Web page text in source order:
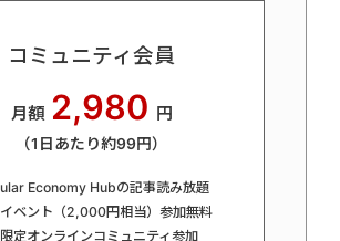
コミュニティ会員
月額 2,980 円
（1日あたり約99円）
Economy Hubの記事読み放題
ベント（2,000円相当）参加無料
定オンラインコミュニティ参加